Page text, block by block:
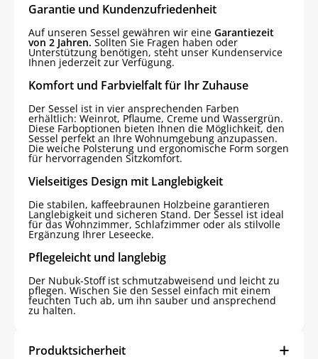
Garantie und Kundenzufriedenheit
Auf unseren Sessel gewähren wir eine Garantiezeit
von 2 Jahren. Sollten Sie Fragen haben oder
Unterstützung benötigen, steht unser Kundenservice
Ihnen jederzeit zur Verfügung.
Komfort und Farbvielfalt für Ihr Zuhause
Der Sessel ist in vier ansprechenden Farben
erhältlich: Weinrot, Pflaume, Creme und Wassergrün.
Diese Farboptionen bieten Ihnen die Möglichkeit, den
Sessel perfekt an Ihre Wohnumgebung anzupassen.
Die weiche Polsterung und ergonomische Form sorgen
für hervorragenden Sitzkomfort.
Vielseitiges Design mit Langlebigkeit
Die stabilen, kaffeebraunen Holzbeine garantieren
Langlebigkeit und sicheren Stand. Der Sessel ist ideal
für das Wohnzimmer, Schlafzimmer oder als stilvolle
Ergänzung Ihrer Leseecke.
Pflegeleicht und langlebig
Der Nubuk-Stoff ist schmutzabweisend und leicht zu
pflegen. Wischen Sie den Sessel einfach mit einem
feuchten Tuch ab, um ihn sauber und ansprechend
zu halten.
Produktsicherheit